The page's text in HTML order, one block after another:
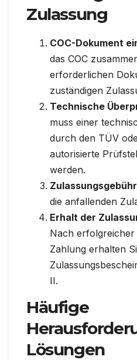
Zulassung
COC-Dokument
das COC
erforderlichen
zuständigen
Technische
muss einer
durch den TÜV
autorisierte
werden.
die anfallenden
Erhalt der
Nach
Zahlung erhalten
II.
Häufige
Lösungen